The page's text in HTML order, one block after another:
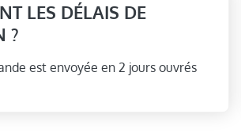
LES DÉLAIS DE
?
est envoyée en 2 jours ouvrés